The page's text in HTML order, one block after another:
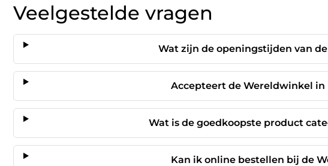
Veelgestelde vragen
Wat zijn de openingstijden van
Accepteert de Wereldwinkel
Wat is de goedkoopste product
Kan ik online bestellen bij de